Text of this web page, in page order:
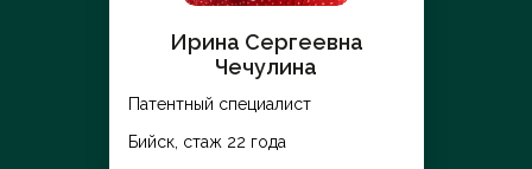
Ирина Сергеевна
Чечулина
Патентный специалист
Бийск, стаж 22 года